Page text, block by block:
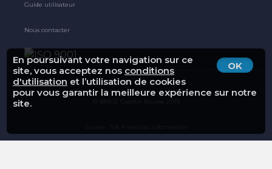
OK
En poursuivant votre navigation sur ce
site, vous acceptez nos conditions
d'utilisation et l’utilisation de cookies
pour vous garantir la meilleure expérience sur notre
site.
Guide utilisateur
Nous contacter